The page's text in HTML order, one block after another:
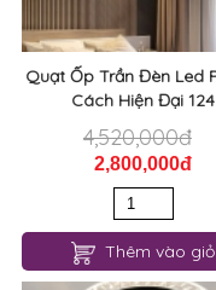
Quạt Ốp Trần Đèn Led
Cách Hiện Đại 124
4,520,000đ
2,800,000đ
Thêm vào giỏ